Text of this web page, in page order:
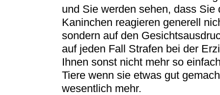
und Sie werden sehen, dass
Kaninchen reagieren generell
sondern auf den
auf jeden Fall Strafen bei der
Ihnen sonst nicht mehr so
Tiere wenn sie etwas gut
wesentlich mehr.